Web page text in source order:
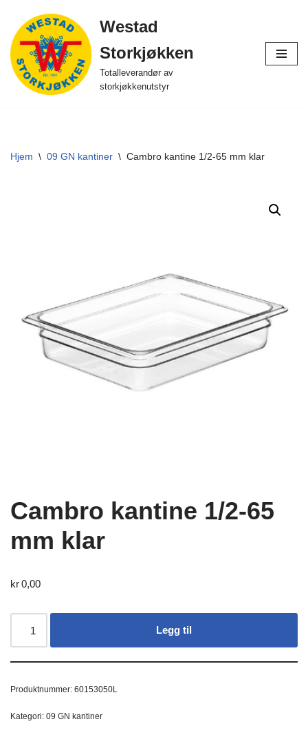
Hopp
til
innholdet
Westad
Storkjøkken
Totalleverandør av
storkjøkkenutstyr
Hjem \ 09 GN kantiner \ Cambro kantine 1/2-65 mm klar
Cambro kantine 1/2-65
mm klar
kr0,00
Legg til
Produktnummer: 60153050L
Kategori: 09 GN kantiner